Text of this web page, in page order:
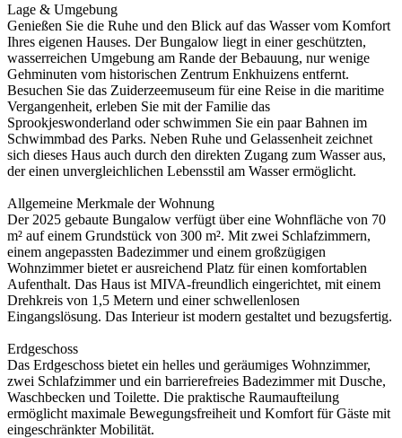
Lage & Umgebung
Genießen Sie die Ruhe und den Blick auf das Wasser vom Komfort
Ihres eigenen Hauses. Der Bungalow liegt in einer geschützten,
wasserreichen Umgebung am Rande der Bebauung, nur wenige
Gehminuten vom historischen Zentrum Enkhuizens entfernt.
Besuchen Sie das Zuiderzeemuseum für eine Reise in die maritime
Vergangenheit, erleben Sie mit der Familie das
Sprookjeswonderland oder schwimmen Sie ein paar Bahnen im
Schwimmbad des Parks. Neben Ruhe und Gelassenheit zeichnet
sich dieses Haus auch durch den direkten Zugang zum Wasser aus,
der einen unvergleichlichen Lebensstil am Wasser ermöglicht.
Allgemeine Merkmale der Wohnung
Der 2025 gebaute Bungalow verfügt über eine Wohnfläche von 70
m² auf einem Grundstück von 300 m². Mit zwei Schlafzimmern,
einem angepassten Badezimmer und einem großzügigen
Wohnzimmer bietet er ausreichend Platz für einen komfortablen
Aufenthalt. Das Haus ist MIVA-freundlich eingerichtet, mit einem
Drehkreis von 1,5 Metern und einer schwellenlosen
Eingangslösung. Das Interieur ist modern gestaltet und bezugsfertig.
Erdgeschoss
Das Erdgeschoss bietet ein helles und geräumiges Wohnzimmer,
zwei Schlafzimmer und ein barrierefreies Badezimmer mit Dusche,
Waschbecken und Toilette. Die praktische Raumaufteilung
ermöglicht maximale Bewegungsfreiheit und Komfort für Gäste mit
eingeschränkter Mobilität.